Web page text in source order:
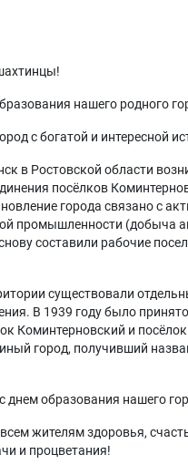
нашего родного
с богатой и интересной
в Ростовской области
посёлков
города связано с
промышленности (добыча
составили рабочие
существовали
В 1939 году было
Коминтерновский и посёлок
город, получивший
днем образования нашего
жителям здоровья,
и процветания!